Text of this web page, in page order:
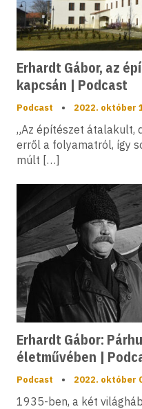
Erhardt Gábor, az
kapcsán | Podcast
Podcast • 2022. október
„Az építészet átalakult,
erről a folyamatról, így
múlt […]
Erhardt Gábor:
életművében |
Podcast • 2022. október
1935-ben, a két